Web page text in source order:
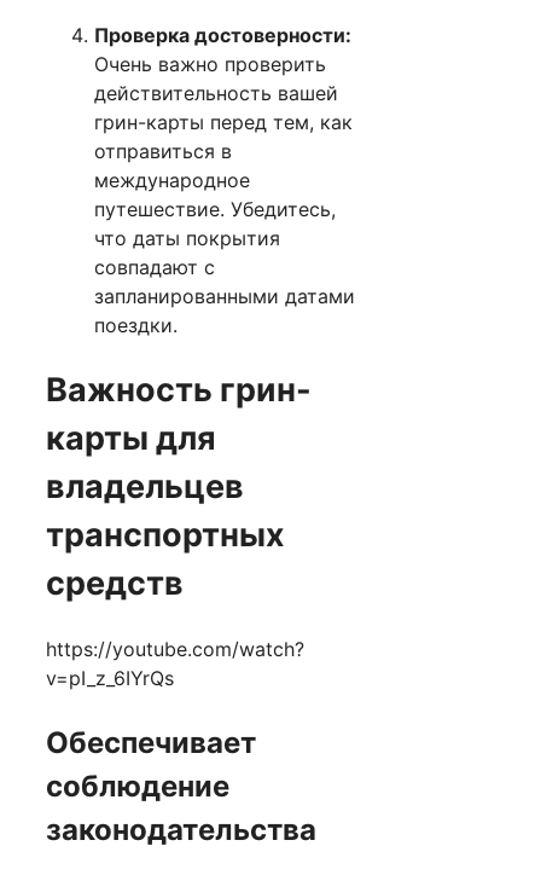
Проверка достоверности:
Очень важно проверить
действительность вашей
грин-карты перед тем, как
отправиться в
международное
путешествие. Убедитесь,
что даты покрытия
совпадают с
запланированными датами
поездки.
Важность грин-
карты для
владельцев
транспортных
средств
https://youtube.com/watch?
v=pI_z_6IYrQs
Обеспечивает
соблюдение
законодательства